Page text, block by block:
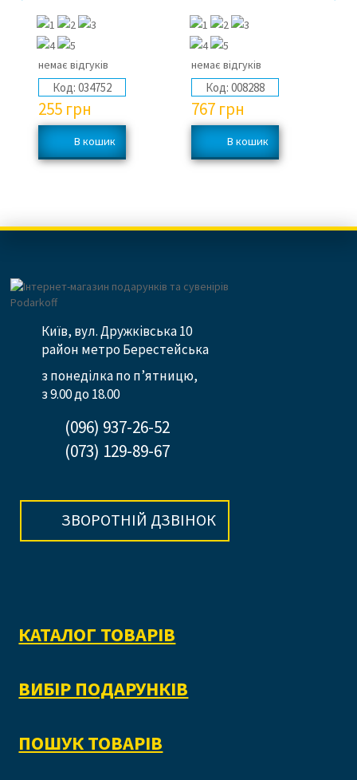
немає відгуків
Код: 034752
255 грн
немає відгуків
Код: 008288
767 грн
Київ, вул. Дружківська 10
район метро Берестейська
з понеділка по п’ятницю,
з 9.00 до 18.00
(096) 937-26-52
(073) 129-89-67
ЗВОРОТНІЙ ДЗВІНОК
КАТАЛОГ ТОВАРІВ
ВИБІР ПОДАРУНКІВ
ПОШУК ТОВАРІВ